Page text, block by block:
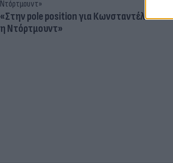
«Στην pole position για Κωνσταντέλια
η Ντόρτμουντ»